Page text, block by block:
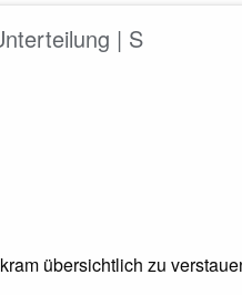
| S
übersichtlich zu